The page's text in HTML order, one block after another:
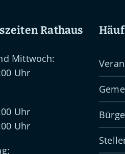
Rathaus
Mittwoch:
Uhr
Uhr
Uhr